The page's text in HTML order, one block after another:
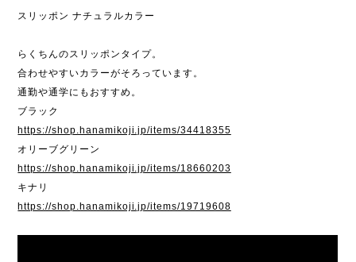
スリッポン ナチュラルカラー
らくちんのスリッポンタイプ。
合わせやすいカラーがそろっています。
通勤や通学にもおすすめ。
ブラック
https://shop.hanamikoji.jp/items/34418355
オリーブグリーン
https://shop.hanamikoji.jp/items/18660203
キナリ
https://shop.hanamikoji.jp/items/19719608